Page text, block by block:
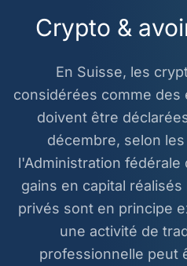
Crypto &
En Suisse, les
considérées comme
doivent être
décembre, selon
l'Administration
gains en capital
privés sont en principe
une activité de
professionnelle peut